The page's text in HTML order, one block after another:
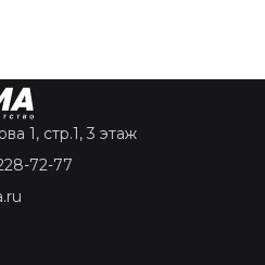
1, стр.1, 3 этаж
72-77